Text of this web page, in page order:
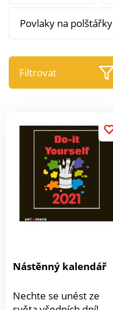
Povlaky na polštářky
Filtrovat
Nástěnný kalendář
Nechte se unést ze